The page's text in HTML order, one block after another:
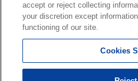
このコーナーへの物件情報のご掲
ョン等についての不動産会社様の
します。
accept or reject collecting
your discretion except
functioning of our site.
Cookies